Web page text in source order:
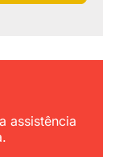
assistência